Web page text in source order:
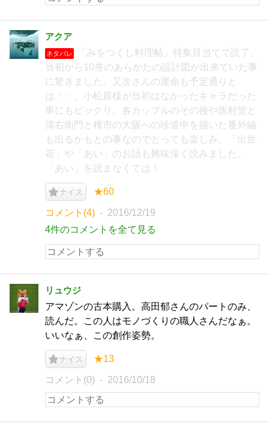
アクア
ネタバレ
「みをつくし料理帖」特集目当てで読了。
当初から10巻のあらかたの設計図が出来ていた事
に驚きました。又次さんの運命も予定通りと
は・・。小松原様が当初はなかったキャラだった
事にもビックリ。各カップルのその後や坂村堂と
清右衛門と種市の大阪への珍道中を描いた番外編
も出るかもとの事なのでとっても楽しみ。「出世
花」や「あい」のお話も興味深く読みました。
「あい」を読まなくては！
ナイス ★60
コメント(4)
2016/12/19
4件のコメントを全て見る
リュウジ
アマゾンの古本購入。高田郁さんのパートのみ、
読んだ。この人はモノづくりの職人さんだなぁ。
いいなぁ、この創作姿勢。
ナイス ★13
コメント(0) 2016/10/18